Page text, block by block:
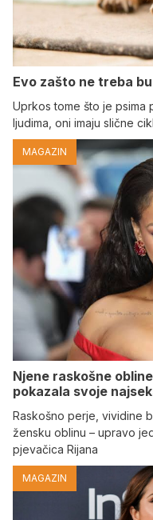
Evo zašto ne treba
Uprkos tome što je psima
ljudima, oni imaju slične
MAGAZIN
Njene raskošne
pokazala svoje
Raskošno perje, vividine
žensku oblinu – upravo
pjevačica Rijana
MAGAZIN